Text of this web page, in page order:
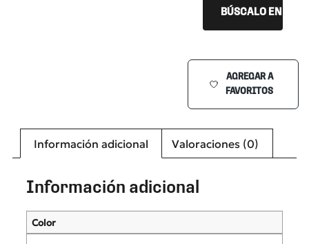
BÚSCALO EN TU
AGREGAR A
FAVORITOS
Información adicional Valoraciones (0)
Información adicional
Color